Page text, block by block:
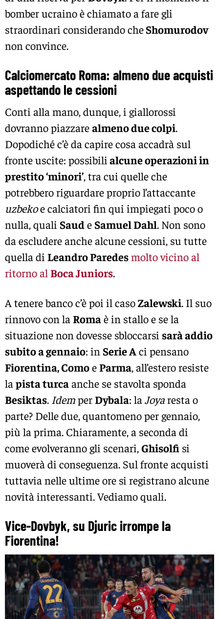
bomber ucraino è chiamato a fare gli
straordinari considerando cheShomurodov
non convince.
Calciomercato Roma: almeno due acquisti
aspettando le cessioni
Conti alla mano, dunque, i giallorossi
dovranno piazzarealmeno due colpi.
Dopodiché c’è da capire cosa accadrà sul
fronte uscite: possibili alcune operazioni in
prestito ‘minori’, tra cui quelle che
potrebbero riguardare proprio l’attaccante
uzbekoe calciatori fin qui impiegati poco o
nulla, quali Saude Samuel Dahl. Non sono
da escludere anche alcune cessioni, su tutte
quella di Leandro Paredesmolto vicino al
ritorno al Boca Juniors.
A tenere banco c’è poi il casoZalewski. Il suo
rinnovo con la Romaè in stallo e se la
situazione non dovesse sbloccarsi sarà addio
subito a gennaio: in Serie Aci pensano
Fiorentina, ComoeParma, all’estero resiste
la pista turcaanche se stavolta sponda
Besiktas. IdemperDybala: la Joyaresta o
parte? Delle due, quantomeno per gennaio,
più la prima. Chiaramente, a seconda di
come evolveranno gli scenari,Ghisolfi si
muoverà di conseguenza. Sul fronte acquisti
tuttavia nelle ultime ore si registrano alcune
novità interessanti. Vediamo quali.
Vice-Dovbyk, su Djuric irrompe la
Fiorentina!